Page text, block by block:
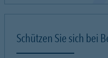
Schützen Sie sich bei